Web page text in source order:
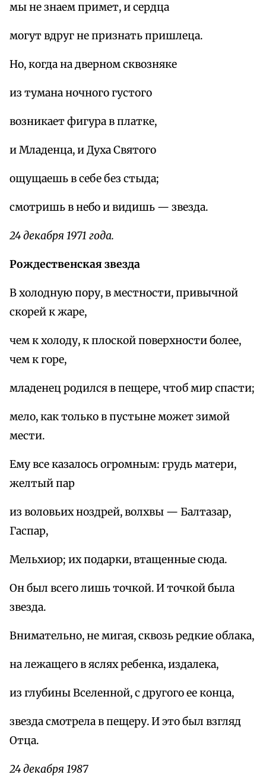
мы не знаем примет, и сердца
могут вдруг не признать пришлеца.
Но, когда на дверном сквозняке
из тумана ночного густого
возникает фигура в платке,
и Младенца, и Духа Святого
ощущаешь в себе без стыда;
смотришь в небо и видишь — звезда.
24 декабря 1971 года.
Рождественская звезда
В холодную пору, в местности, привычной
скорей к жаре,
чем к холоду, к плоской поверхности более,
чем к горе,
младенец родился в пещере, чтоб мир спасти;
мело, как только в пустыне может зимой
мести.
Ему все казалось огромным: грудь матери,
желтый пар
из воловьих ноздрей, волхвы — Балтазар,
Гаспар,
Мельхиор; их подарки, втащенные сюда.
Он был всего лишь точкой. И точкой была
звезда.
Внимательно, не мигая, сквозь редкие облака,
на лежащего в яслях ребенка, издалека,
из глубины Вселенной, с другого ее конца,
звезда смотрела в пещеру. И это был взгляд
Отца.
24 декабря 1987